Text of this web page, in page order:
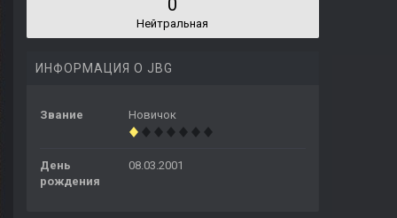
0
Нейтральная
ИНФОРМАЦИЯ О JBG
Звание Новичок
День
рождения
08.03.2001